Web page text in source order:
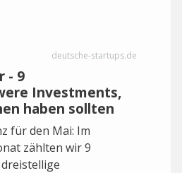
deutsche-startups.de
- 9
Investments,
haben sollten
für den Mai: Im
zählten wir 9